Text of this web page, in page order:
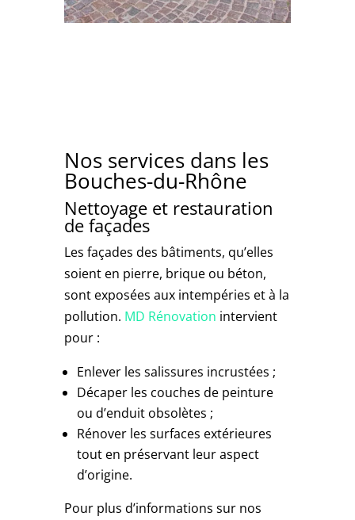
Nos services dans les
Bouches-du-Rhône
Nettoyage et restauration
de façades
Les façades des bâtiments, qu’elles
soient en pierre, brique ou béton,
sont exposées aux intempéries et à la
pollution. MD Rénovation intervient
pour :
Enlever les salissures incrustées ;
Décaper les couches de peinture
ou d’enduit obsolètes ;
Rénover les surfaces extérieures
tout en préservant leur aspect
d’origine.
Pour plus d’informations sur nos